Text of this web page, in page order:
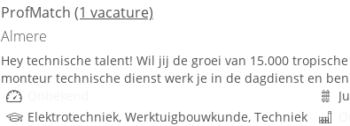
ProfMatch (1 vacature)
Almere
Hey technische talent! Wil jij de groei van 15.000
monteur technische dienst werk je in de dagdienst en
Elektrotechniek, Werktuigbouwkunde, Techniek